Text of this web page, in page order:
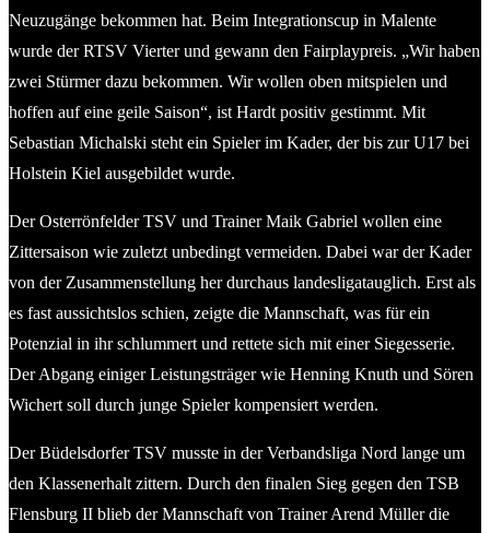
Neuzugänge bekommen hat. Beim Integrationscup in Malente
wurde der RTSV Vierter und gewann den Fairplaypreis. „Wir haben
zwei Stürmer dazu bekommen. Wir wollen oben mitspielen und
hoffen auf eine geile Saison“, ist Hardt positiv gestimmt. Mit
Sebastian Michalski steht ein Spieler im Kader, der bis zur U17 bei
Holstein Kiel ausgebildet wurde.
Der Osterrönfelder TSV und Trainer Maik Gabriel wollen eine
Zittersaison wie zuletzt unbedingt vermeiden. Dabei war der Kader
von der Zusammenstellung her durchaus landesligatauglich. Erst als
es fast aussichtslos schien, zeigte die Mannschaft, was für ein
Potenzial in ihr schlummert und rettete sich mit einer Siegesserie.
Der Abgang einiger Leistungsträger wie Henning Knuth und Sören
Wichert soll durch junge Spieler kompensiert werden.
Der Büdelsdorfer TSV musste in der Verbandsliga Nord lange um
den Klassenerhalt zittern. Durch den finalen Sieg gegen den TSB
Flensburg II blieb der Mannschaft von Trainer Arend Müller die